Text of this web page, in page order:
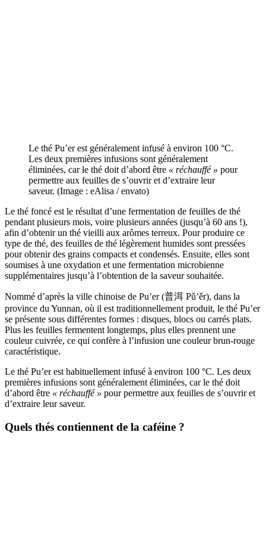
Le thé Pu’er est généralement infusé à environ 100 °C.
Les deux premières infusions sont généralement
éliminées, car le thé doit d’abord être « réchauffé » pour
permettre aux feuilles de s’ouvrir et d’extraire leur
saveur. (Image : eAlisa / envato)
Le thé foncé est le résultat d’une fermentation de feuilles de thé
pendant plusieurs mois, voire plusieurs années (jusqu’à 60 ans !),
afin d’obtenir un thé vieilli aux arômes terreux. Pour produire ce
type de thé, des feuilles de thé légèrement humides sont pressées
pour obtenir des grains compacts et condensés. Ensuite, elles sont
soumises à une oxydation et une fermentation microbienne
supplémentaires jusqu’à l’obtention de la saveur souhaitée.
Nommé d’après la ville chinoise de Pu’er (普洱 Pǔ’ěr), dans la
province du Yunnan, où il est traditionnellement produit, le thé Pu’er
se présente sous différentes formes : disques, blocs ou carrés plats.
Plus les feuilles fermentent longtemps, plus elles prennent une
couleur cuivrée, ce qui confère à l’infusion une couleur brun-rouge
caractéristique.
Le thé Pu’er est habituellement infusé à environ 100 °C. Les deux
premières infusions sont généralement éliminées, car le thé doit
d’abord être « réchauffé » pour permettre aux feuilles de s’ouvrir et
d’extraire leur saveur.
Quels thés contiennent de la caféine ?